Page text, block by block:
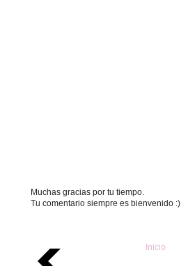
Muchas gracias por tu tiempo.
Tu comentario siempre es bienvenido :)
Inicio